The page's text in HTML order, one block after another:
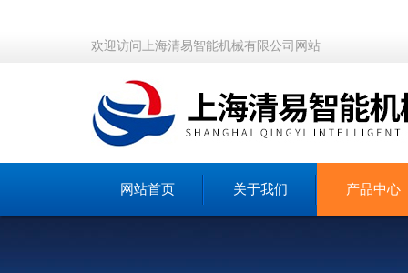
欢迎访问上海清易智能机械有限公司网站
网站首页 关于我们 产品中心